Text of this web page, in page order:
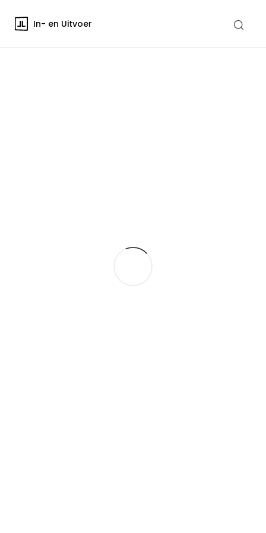
In- en Uitvoer